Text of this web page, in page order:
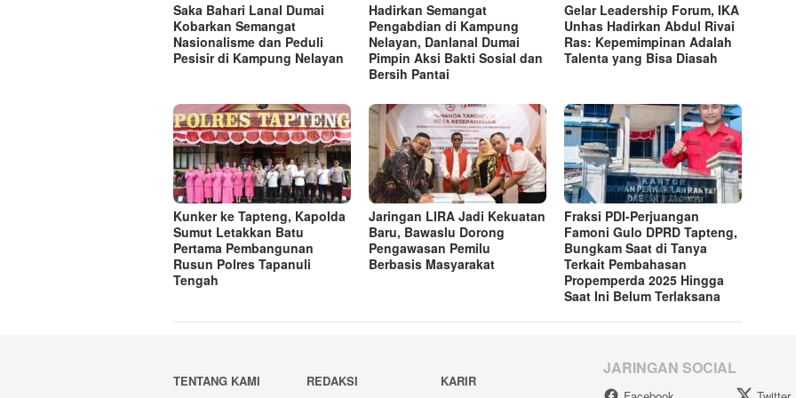
Saka Bahari Lanal Dumai
Kobarkan Semangat
Nasionalisme dan Peduli
Pesisir di Kampung Nelayan
Hadirkan Semangat
Pengabdian di Kampung
Nelayan, Danlanal Dumai
Pimpin Aksi Bakti Sosial dan
Bersih Pantai
Gelar Leadership Forum, IKA
Unhas Hadirkan Abdul Rivai
Ras: Kepemimpinan Adalah
Talenta yang Bisa Diasah
Kunker ke Tapteng, Kapolda
Sumut Letakkan Batu
Pertama Pembangunan
Rusun Polres Tapanuli
Tengah
Jaringan LIRA Jadi Kekuatan
Baru, Bawaslu Dorong
Pengawasan Pemilu
Berbasis Masyarakat
Fraksi PDI-Perjuangan
Famoni Gulo DPRD Tapteng,
Bungkam Saat di Tanya
Terkait Pembahasan
Propemperda 2025 Hingga
Saat Ini Belum Terlaksana
TENTANG KAMI REDAKSI
KARIR
JARINGAN SOCIAL